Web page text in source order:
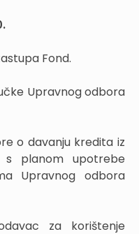
Fond.
Upravnog odbora
o davanju kredita iz
s planom upotrebe
Upravnog odbora
za korištenje